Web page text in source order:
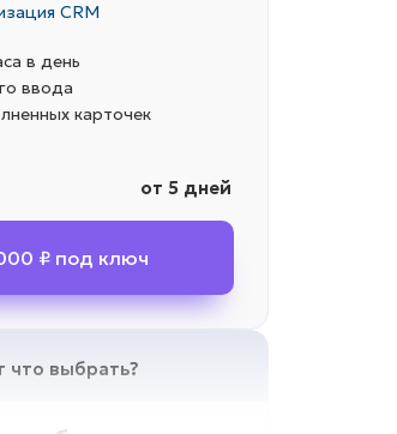
CRM
в день
ввода
карточек
от 5 дней
₽ под ключ
что выбрать?